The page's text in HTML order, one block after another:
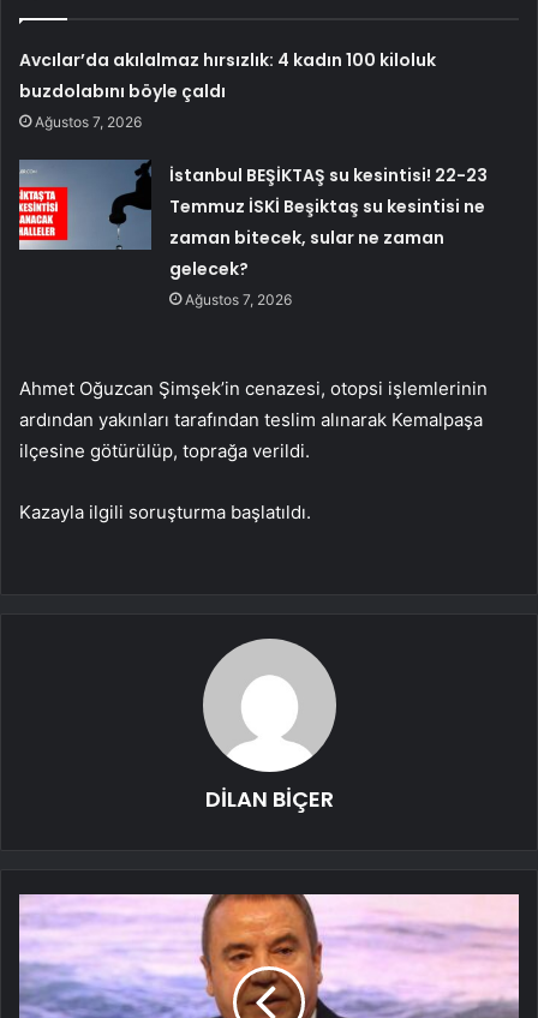
Avcılar’da akılalmaz hırsızlık: 4 kadın 100 kiloluk
buzdolabını böyle çaldı
Ağustos 7, 2026
İstanbul BEŞİKTAŞ su kesintisi! 22-23
Temmuz İSKİ Beşiktaş su kesintisi ne
zaman bitecek, sular ne zaman
gelecek?
Ağustos 7, 2026
Ahmet Oğuzcan Şimşek’in cenazesi, otopsi işlemlerinin
ardından yakınları tarafından teslim alınarak Kemalpaşa
ilçesine götürülüp, toprağa verildi.
Kazayla ilgili soruşturma başlatıldı.
DİLAN BİÇER